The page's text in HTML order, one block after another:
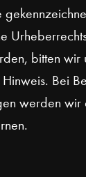
bitten wir
Bei
werden